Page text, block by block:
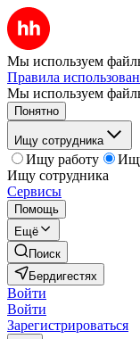
Мы используем
Правила
Мы используем
Понятно
Ищу сотрудника
Ищу работу
Ищу сотрудника
Сервисы
Помощь
Ещё
Поиск
Бердигестях
Войти
Войти
Зарегистрироваться